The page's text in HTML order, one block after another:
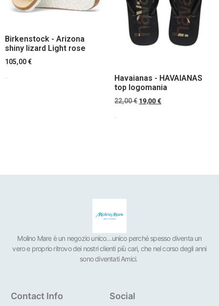
Birkenstock - Arizona
shiny lizard Light rose
105,00€
Havaianas - HAVAIANAS
top logomania
22,00€ 19,00€
Molino Mare è un negozio unico…unico perché spesso diventa un
vero e proprio ritrovo dei nostri clienti più cari, che nel corso degli anni
sono diventati Amici.
Contact Info Social